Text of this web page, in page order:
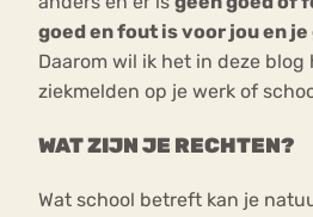
goed en fout is voor jou en
Daarom wil ik het in deze
ziekmelden op je werk of
WAT ZIJN JE RECHTEN?
Wat school betreft kan je